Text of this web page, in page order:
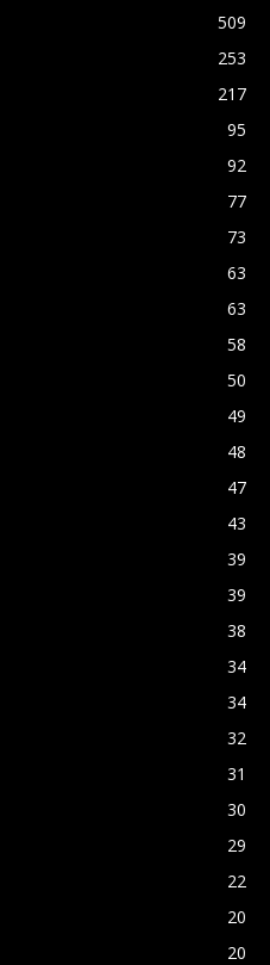
509
253
217
95
92
77
73
63
63
58
50
49
48
47
43
39
39
38
34
34
32
31
30
29
22
20
20